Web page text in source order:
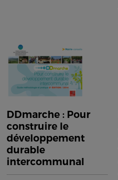
DDmarche : Pour
construire le
développement
durable
intercommunal